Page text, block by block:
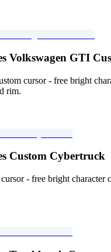
Volkswagen GTI
cursor - free bright
rim.
Custom Cybertruck
- free bright character